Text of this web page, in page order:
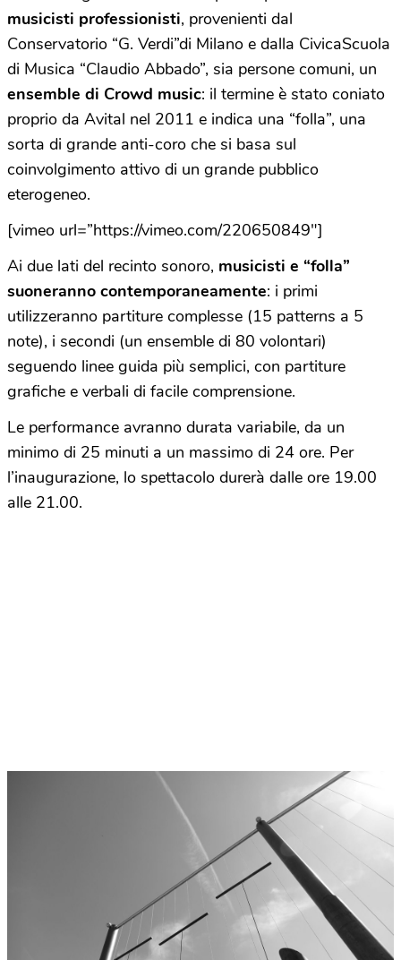
musicisti professionisti, provenienti dal
Conservatorio “G. Verdi”di Milano e dalla CivicaScuola
di Musica “Claudio Abbado”, sia persone comuni, un
ensemble di Crowd music: il termine è stato coniato
proprio da Avital nel 2011 e indica una “folla”, una
sorta di grande anti-coro che si basa sul
coinvolgimento attivo di un grande pubblico
eterogeneo.
[vimeo url=”https://vimeo.com/220650849″]
Ai due lati del recinto sonoro, musicisti e “folla”
suoneranno contemporaneamente: i primi
utilizzeranno partiture complesse (15 patterns a 5
note), i secondi (un ensemble di 80 volontari)
seguendo linee guida più semplici, con partiture
grafiche e verbali di facile comprensione.
Le performance avranno durata variabile, da un
minimo di 25 minuti a un massimo di 24 ore. Per
l’inaugurazione, lo spettacolo durerà dalle ore 19.00
alle 21.00.